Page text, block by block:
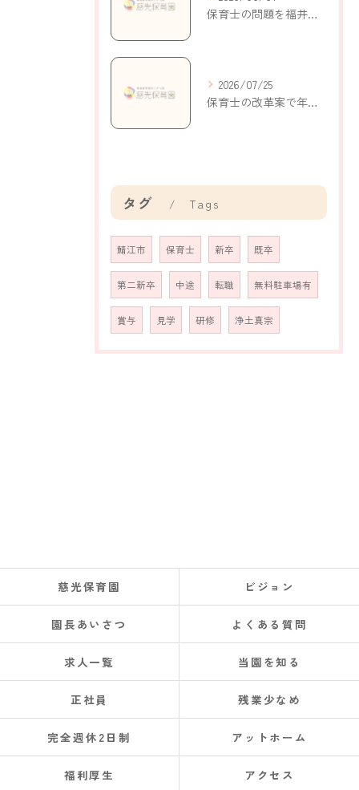
保育士の問題を福井県鯖江市持明寺町で考える現状と解決策
2026/07/25
保育士の改革案で年収アップと働きやすさを実現する新制度の活用ポイント
タグ Tags
鯖江市 保育士 新卒 既卒
第二新卒 中途 転職 無料駐車場有
賞与 見学 研修 浄土真宗
慈光保育園 ビジョン
園長あいさつ よくある質問
求人一覧 当園を知る
正社員 残業少なめ
完全週休2日制 アットホーム
福利厚生 アクセス